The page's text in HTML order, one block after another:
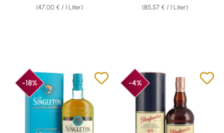
(47,00 € / 1 Liter) (85,57 € / 1 Liter)
-18% -4%